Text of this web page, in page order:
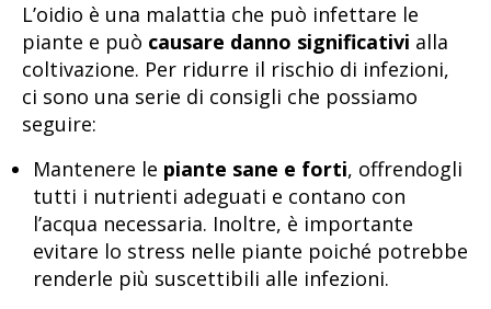
L’oidio è una malattia che può infettare le
piante e può causare danno significativi alla
coltivazione. Per ridurre il rischio di infezioni,
ci sono una serie di consigli che possiamo
seguire:
Mantenere le piante sane e forti, offrendogli
tutti i nutrienti adeguati e contano con
l’acqua necessaria. Inoltre, è importante
evitare lo stress nelle piante poiché potrebbe
renderle più suscettibili alle infezioni.